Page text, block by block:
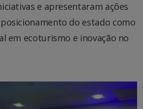
e apresentaram ações
do estado como
em ecoturismo e inovação no